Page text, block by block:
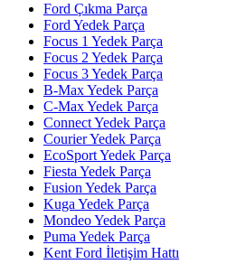
Ford Çıkma Parça
Ford Yedek Parça
Focus 1 Yedek Parça
Focus 2 Yedek Parça
Focus 3 Yedek Parça
B-Max Yedek Parça
C-Max Yedek Parça
Connect Yedek Parça
Courier Yedek Parça
EcoSport Yedek Parça
Fiesta Yedek Parça
Fusion Yedek Parça
Kuga Yedek Parça
Mondeo Yedek Parça
Puma Yedek Parça
Kent Ford İletişim Hattı